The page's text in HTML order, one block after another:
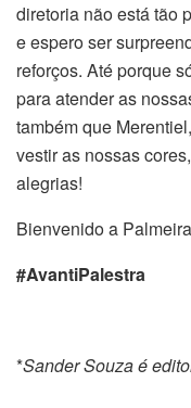
diretoria não está tão
e espero ser
reforços. Até porque
para atender as
também que
vestir as nossas
alegrias!
Bienvenido a
#AvantiPalestra
*Sander Souza é